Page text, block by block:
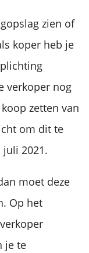
zien of
koper heb je
verkoper nog
zetten van
om dit te
2021.
moet deze
Op het
je te